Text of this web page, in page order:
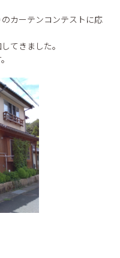
カーテンコンテストに応
てきました。